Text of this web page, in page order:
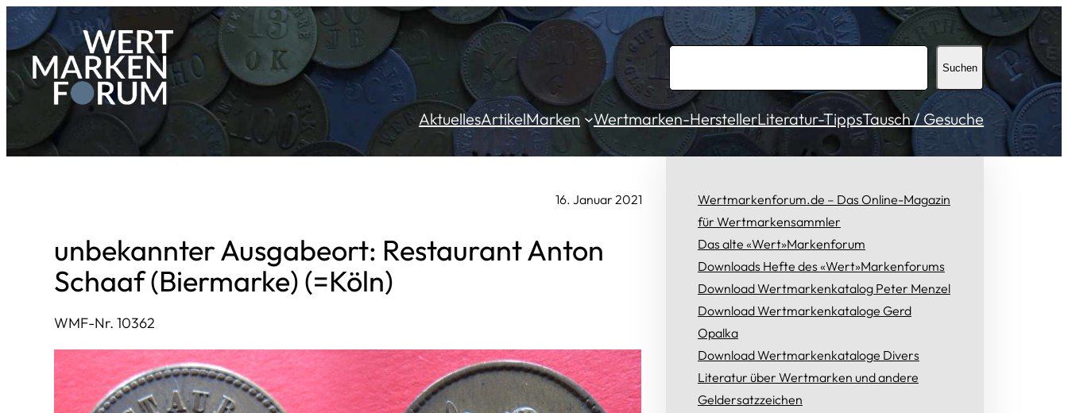
Zum
Inhalt
springen
u
c
Suchen
AktuellesArtikelMarken Wertmarken-HerstellerLiteratur-TippsTausch / Gesuche
16. Januar 2021
unbekannter Ausgabeort: Restaurant Anton
Schaaf (Biermarke) (=Köln)
WMF-Nr. 10362
Wertmarkenforum.de – Das Online-Magazin
für Wertmarkensammler
Das alte «Wert»Markenforum
Downloads Hefte des «Wert»Markenforums
Download Wertmarkenkatalog Peter Menzel
Download Wertmarkenkataloge Gerd
Opalka
Download Wertmarkenkataloge Divers
Literatur über Wertmarken und andere
Geldersatzzeichen